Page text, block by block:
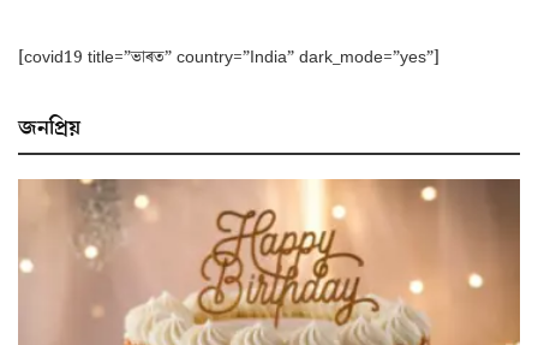
[covid19 title=”ভাৰত” country=”India” dark_mode=”yes”]
জনপ্ৰিয়